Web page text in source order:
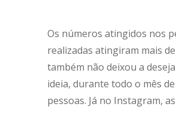
Os números atingidos nos
realizadas atingiram mais
também não deixou a
ideia, durante todo o mês
pessoas. Já no Instagram,